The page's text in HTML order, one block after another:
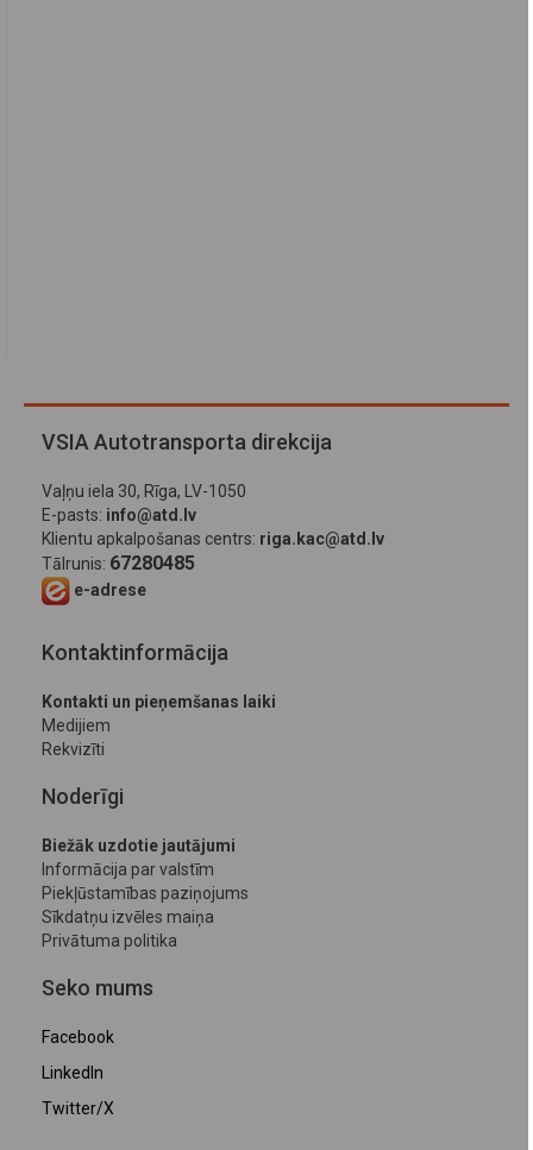
VSIA Autotransporta direkcija
Vaļņu iela 30, Rīga, LV-1050
E-pasts: info@atd.lv
Klientu apkalpošanas centrs: riga.kac@atd.lv
Tālrunis: 67280485
e-adrese
Kontaktinformācija
Kontakti un pieņemšanas laiki
Medijiem
Rekvizīti
Noderīgi
Biežāk uzdotie jautājumi
Informācija par valstīm
Piekļūstamības paziņojums
Sīkdatņu izvēles maiņa
Privātuma politika
Seko mums
Facebook
LinkedIn
Twitter/X